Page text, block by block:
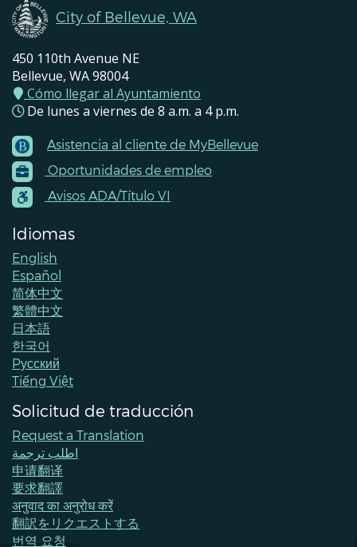
City of Bellevue, WA
450 110th Avenue NE
Bellevue, WA 98004
Cómo llegar al Ayuntamiento
De lunes a viernes de 8 a.m. a 4 p.m.
Footer
Menu
Contacts
Asistencia al cliente de MyBellevue
Oportunidades de empleo
Avisos ADA/Título VI
Idiomas
English
Español
简体中文
繁體中文
日本語
한국어
Pусский
Tiếng Việt
Solicitud de traducción
Request a Translation
اطلب ترجمة
申请翻译
要求翻譯
अनुवाद का अनुरोध करें
翻訳をリクエストする
번역 요청